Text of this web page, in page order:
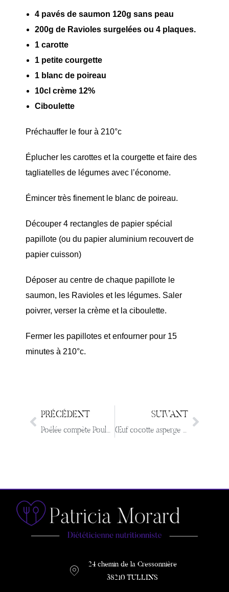
4 pavés de saumon 120g sans peau
200g de Ravioles surgelées ou 4 plaques.
1 carotte
1 petite courgette
1 blanc de poireau
10cl crème 12%
Ciboulette
Préchauffer le four à 210°c
Éplucher les carottes et la courgette et faire des
tagliatelles de légumes avec l’économe.
Émincer très finement le blanc de poireau.
Découper 4 rectangles de papier spécial
papillote (ou du papier aluminium recouvert de
papier cuisson)
Déposer au centre de chaque papillote le
saumon, les Ravioles et les légumes. Saler
poivrer, verser la crème et la ciboulette.
Fermer les papillotes et enfourner pour 15
minutes à 210°c.
PRÉCÉDENT
Poêlée compète Poulet, légumes, Ravioles et sésame
SUIVANT
Œuf cocotte asperge Bacon et Parmesan
24 chemin de la Cressonnière
38210 TULLINS